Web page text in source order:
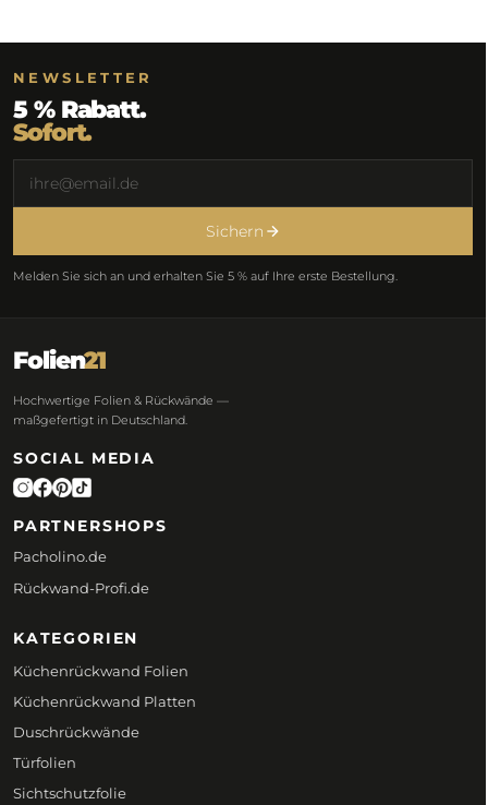
NEWSLETTER
5 % Rabatt.
Sofort.
Sichern
Melden Sie sich an und erhalten Sie 5 % auf Ihre erste Bestellung.
Folien21
Hochwertige Folien & Rückwände —
maßgefertigt in Deutschland.
SOCIAL MEDIA
PARTNERSHOPS
Pacholino.de
Rückwand-Profi.de
KATEGORIEN
Küchenrückwand Folien
Küchenrückwand Platten
Duschrückwände
Türfolien
Sichtschutzfolie